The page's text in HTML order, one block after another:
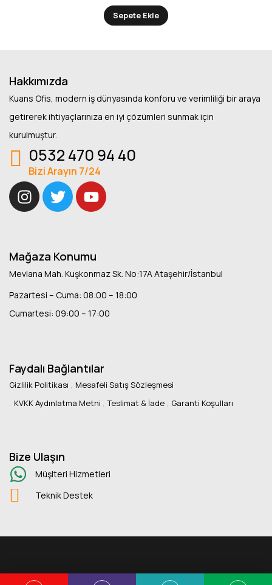
Sepete Ekle
Hakkımızda
Kuans Ofis, modern iş dünyasında konforu ve verimliliği bir araya
getirerek ihtiyaçlarınıza en iyi çözümleri sunmak için
kurulmuştur.
0532 470 94 40
Bizi Arayın 7/24
Mağaza Konumu
Mevlana Mah. Kuşkonmaz Sk. No:17A Ataşehir/İstanbul
Pazartesi – Cuma: 08:00 – 18:00
Cumartesi: 09:00 – 17:00
Faydalı Bağlantılar
Gizlilik Politikası
Mesafeli Satış Sözleşmesi
KVKK Aydınlatma Metni
Teslimat & İade Garanti Koşulları
Bize Ulaşın
Müşlteri Hizmetleri
Teknik Destek
Copyright © 2025 Kuans Ofis